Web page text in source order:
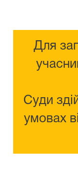
Для
Суди
умовах